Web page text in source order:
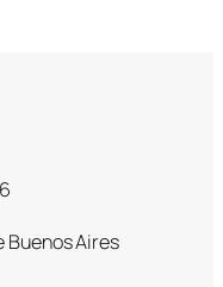
Buenos Aires